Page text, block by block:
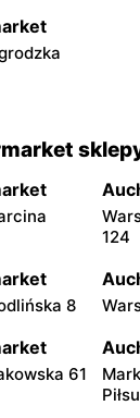
też listę
otrzymywać
próżno szukać
dla osób
towar i
a następnie
zamówienia
od obsługi na
124
8
61